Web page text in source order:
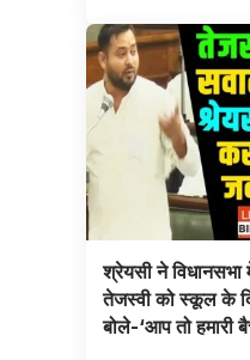
श्रेयसी ने विधानसभा
तेजस्‍वी को स्‍कूल के
बोले-‘आप तो हमारी